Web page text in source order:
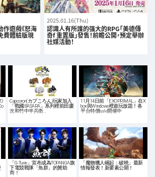
遊戲《怒海
費體驗版現
2025.01.16(Thu)
認識人有所護的强大的RPG「美德傳
奇f 重置版」發售！前瞻公開，預定舉辦
社媒活動！
Capcoron(カプころん)玩家加入
「戰國BASARA」系列裡前田慶
次和竹中半兵衛…
11月14日前「EXOPRIMAL」在X
box與Windows裡遊玩放題！各
平台特價sale開催中
「G-Tune」宣布成為TOPANGA旗
下電競戰隊「魚群」的贊助
商！
「魔物獵人崛起：破曉」最新
情報發表！新要素公開！